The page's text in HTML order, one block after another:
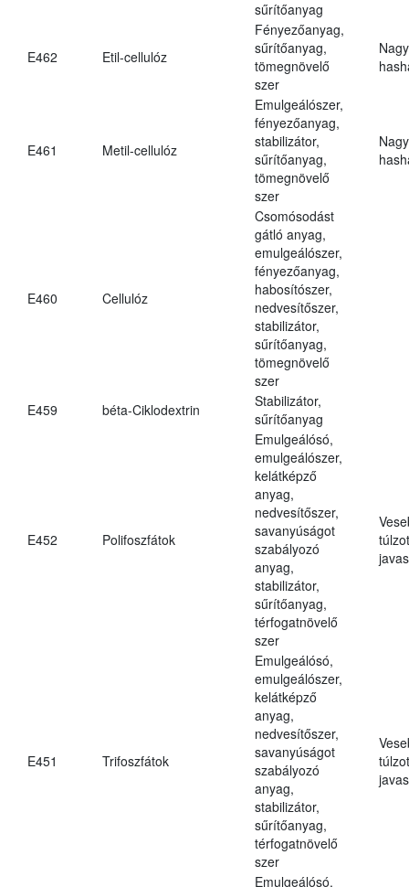
sűrítőanyag
E462 Etil-cellulóz
Fényezőanyag,
sűrítőanyag,
tömegnövelő
szer
E461 Metil-cellulóz
Emulgeálószer,
fényezőanyag,
stabilizátor,
sűrítőanyag,
tömegnövelő
szer
E460 Cellulóz
Csomósodást
gátló anyag,
emulgeálószer,
fényezőanyag,
habosítószer,
nedvesítőszer,
stabilizátor,
sűrítőanyag,
tömegnövelő
szer
E459
béta-Ciklodextrin
Stabilizátor,
sűrítőanyag
E452 Polifoszfátok
Emulgeálósó,
emulgeálószer,
kelátképző
anyag,
nedvesítőszer,
savanyúságot
szabályozó
anyag,
stabilizátor,
sűrítőanyag,
térfogatnövelő
szer
E451 Trifoszfátok
Emulgeálósó,
emulgeálószer,
kelátképző
anyag,
nedvesítőszer,
savanyúságot
szabályozó
anyag,
stabilizátor,
sűrítőanyag,
térfogatnövelő
szer
Emulgeálósó,